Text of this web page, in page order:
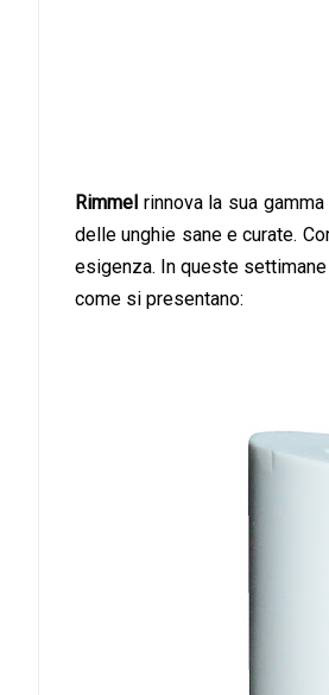
Rimmel rinnova la sua
delle unghie sane e curate.
esigenza. In queste
come si presentano: